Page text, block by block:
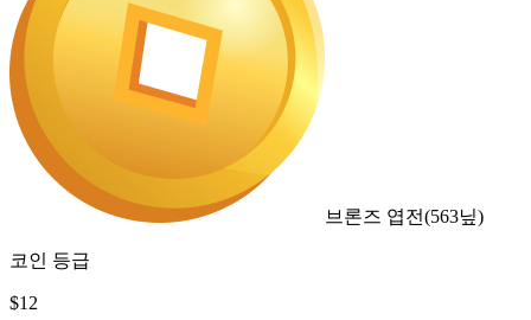
브론즈 엽전(563닢)
코인 등급
$12